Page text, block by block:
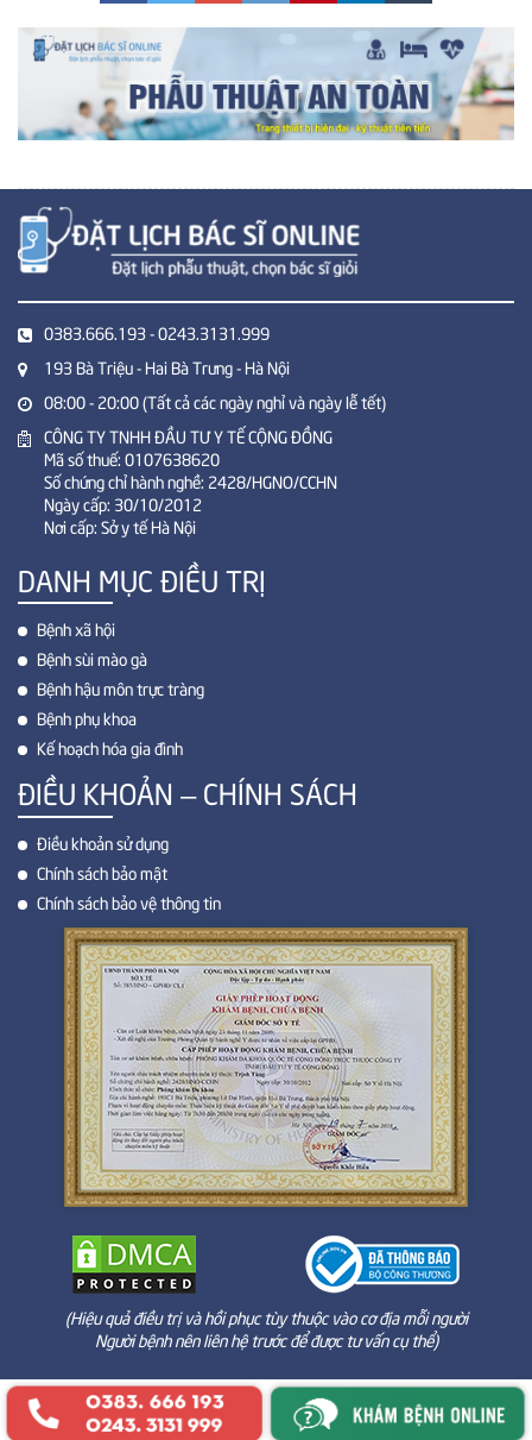
0383.666.193 - 0243.3131.999
193 Bà Triệu - Hai Bà Trưng - Hà Nội
08:00 - 20:00 (Tất cả các ngày nghỉ và ngày lễ tết)
CÔNG TY TNHH ĐẦU TƯ Y TẾ CỘNG ĐỒNG
Mã số thuế: 0107638620
Số chứng chỉ hành nghề: 2428/HGNO/CCHN
Ngày cấp: 30/10/2012
Nơi cấp: Sở y tế Hà Nội
DANH MỤC ĐIỀU TRỊ
Bệnh xã hội
Bệnh sùi mào gà
Bệnh hậu môn trực tràng
Bệnh phụ khoa
Kế hoạch hóa gia đình
ĐIỀU KHOẢN – CHÍNH SÁCH
Điều khoản sử dụng
Chính sách bảo mật
Chính sách bảo vệ thông tin
(Hiệu quả điều trị và hồi phục tùy thuộc vào cơ địa mỗi người
Người bệnh nên liên hệ trước để được tư vấn cụ thể)
?>